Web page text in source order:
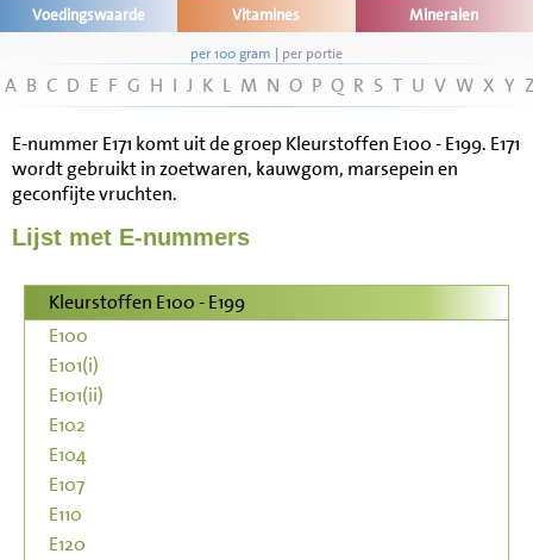
Disclaimer
Voedingswaarde Vitamines Mineralen
per 100 gram | per portie
A B C D E F G H I J K L M N O P Q R S T U V W X Y
E-nummer E171 komt uit de groep Kleurstoffen E100 - E199. E171
wordt gebruikt in zoetwaren, kauwgom, marsepein en
geconfijte vruchten.
Lijst met E-nummers
Kleurstoffen E100 - E199
E100
E101(i)
E101(ii)
E102
E104
E107
E110
E120